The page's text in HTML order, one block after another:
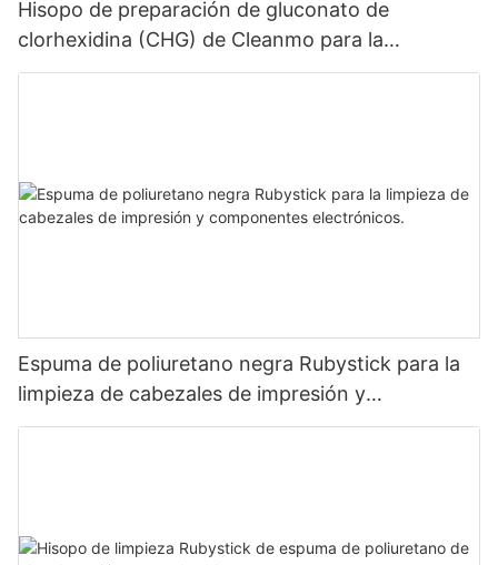
Hisopo de preparación de gluconato de
clorhexidina (CHG) de Cleanmo para la
preparación de la piel de periféricos
Espuma de poliuretano negra Rubystick para la
limpieza de cabezales de impresión y
componentes electrónicos.